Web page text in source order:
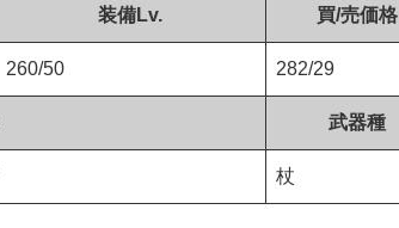
装備Lv. 買/売価格
260/50 282/29
武器種
杖